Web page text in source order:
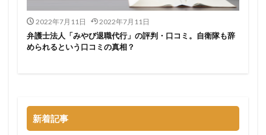
2022年7月11日 2022年7月11日
弁護士法人「みやび退職代行」の評判・口コミ。自衛隊も辞
められるという口コミの真相？
新着記事